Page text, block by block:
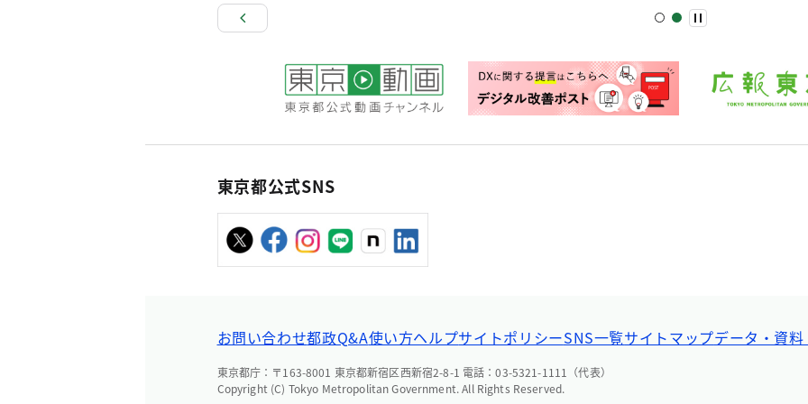
東京都公式SNS
お問い合わせ都政Q&A使い方ヘルプサイトポリシーSNS一覧サイトマップデータ・資
東京都庁：〒163-8001 東京都新宿区西新宿2-8-1 電話：03-5321-1111（代表）
Copyright (C) Tokyo Metropolitan Government. All Rights Reserved.